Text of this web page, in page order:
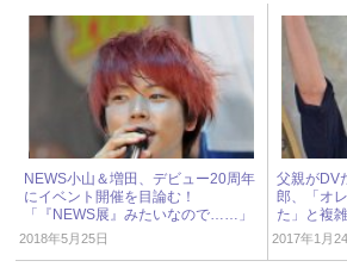
NEWS小山＆増田、デビュー20周年
にイベント開催を目論む！
「『NEWS展』みたいなので……」
2018年5月25日
父親がDV
郎、「オ
た」と複
2017年1月